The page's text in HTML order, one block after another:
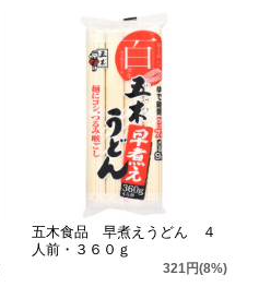
五木食品 早煮えうどん ４
人前・３６０ｇ
321円(8%)